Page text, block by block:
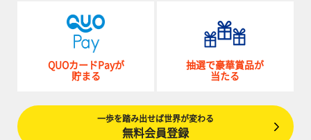
QUOカードPayが
貯まる
抽選で豪華賞品が
当たる
一歩を踏み出せば世界が変わる
無料会員登録